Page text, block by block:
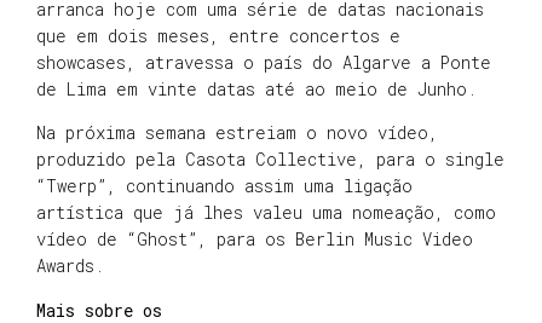
arranca hoje com uma série de datas nacionais
que em dois meses, entre concertos e
showcases, atravessa o país do Algarve a Ponte
de Lima em vinte datas até ao meio de Junho.
Na próxima semana estreiam o novo vídeo,
produzido pela Casota Collective, para o single
“Twerp”, continuando assim uma ligação
artística que já lhes valeu uma nomeação, como
vídeo de “Ghost”, para os Berlin Music Video
Awards.
Mais sobre os